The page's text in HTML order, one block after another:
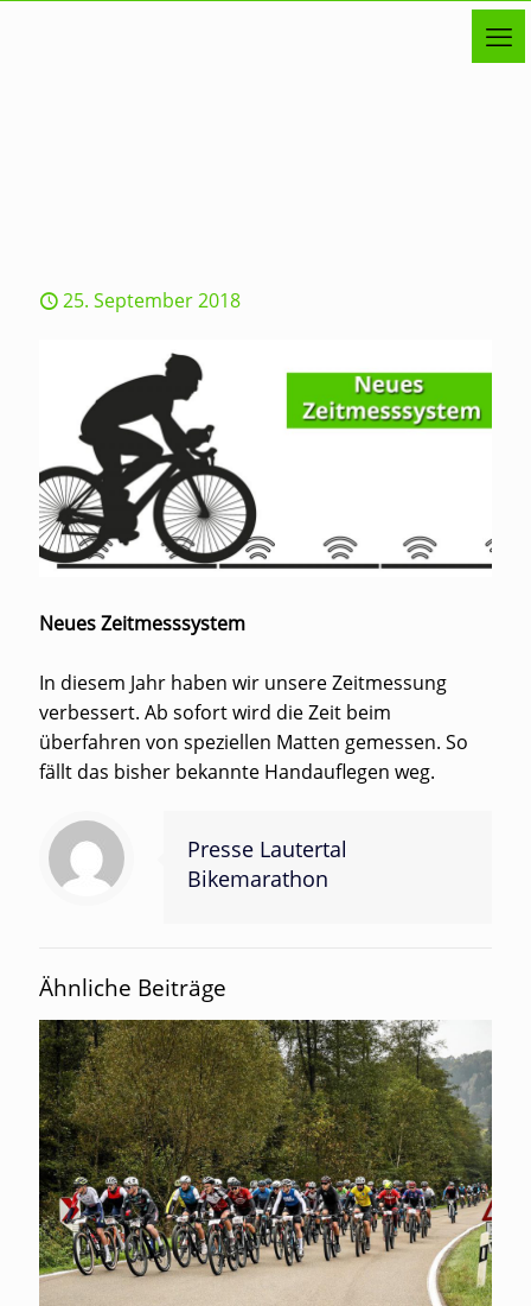
25. September 2018
Neues Zeitmesssystem
In diesem Jahr haben wir unsere Zeitmessung
verbessert. Ab sofort wird die Zeit beim
überfahren von speziellen Matten gemessen. So
fällt das bisher bekannte Handauflegen weg.
Presse Lautertal
Bikemarathon
Ähnliche Beiträge